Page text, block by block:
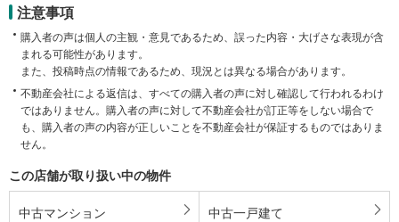
注意事項
購入者の声は個人の主観・意見であるため、誤った内容・大げさな表現が含
まれる可能性があります。
また、投稿時点の情報であるため、現況とは異なる場合があります。
不動産会社による返信は、すべての購入者の声に対し確認して行われるわけ
ではありません。購入者の声に対して不動産会社が訂正等をしない場合で
も、購入者の声の内容が正しいことを不動産会社が保証するものではありま
せん。
この店舗が取り扱い中の物件
中古マンション 中古一戸建て